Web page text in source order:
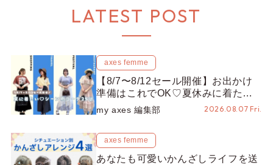
LATEST POST
axes femme
【8/7〜8/12セール開催】お出かけ
準備はこれでOK♡夏休みに着たい
コーデ25選をシーン別に徹底解説！
my axes 編集部 2026.08.07 Fri.
axes femme
あなたも可愛いかんざしライフを送